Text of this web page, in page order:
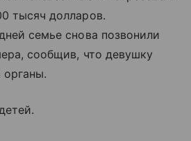
тысяч долларов.
семье снова позвонили
сообщив, что девушку